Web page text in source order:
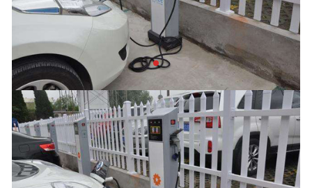
技术知识
销售网络
联系我们